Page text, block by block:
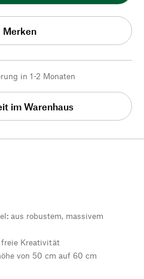
Merken
in 1-2 Monaten
im Warenhaus
aus robustem, massivem
Kreativität
von 50 cm auf 60 cm